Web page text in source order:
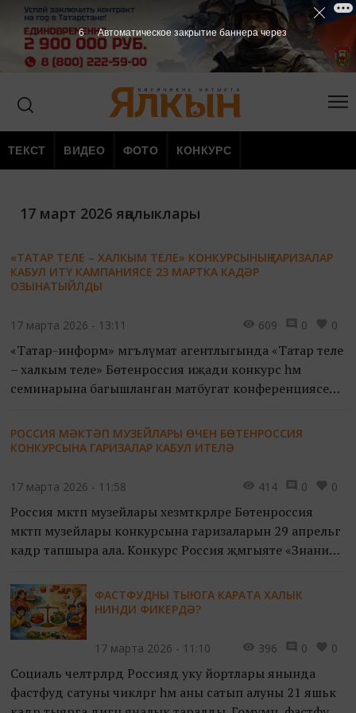
ТЕКСТ ВИДЕО ФОТО КОНКУРС
17 март 2026 яңалыклары
«ТАТАР ТЕЛЕ – ХАЛКЫМ ТЕЛЕ» КОНКУРСЫНЫҢ ГАРИЗАЛАР
КАБУЛ ИТҮ КАМПАНИЯСЕ 23 МАРТКА КАДӘР
ОЗЫНАТЫЙЛДЫ
17 марта 2026 - 13:11 609 0 0
«Татар-информ» мәгълүмат агентлыгында «Татар теле
– халкым теле» Бөтенроссия иҗади конкурс һәм
семинарына багышланган матбугат конференциясе
РОССИЯ МӘКТӘП МУЗЕЙЛАРЫ ӨЧЕН БӨТЕНРОССИЯ
КОНКУРСЫНА ГАРИЗАЛАР КАБУЛ ИТЕЛӘ
17 марта 2026 - 11:58 414 0 0
Россия мәктәп музейлары хезмәткәрләре Бөтенроссия
мәктәп музейлары конкурсына гаризаларын 29 апрельгә
кадәр тапшыра ала. Конкурс Россия җәмгыяте «Знание»
министрлыгы ярдәмендә үткәрелә. Жюри мәктәп
укучыларын музей эшчәнлегенә җәлеп итү буенча иң
нәтиҗәле тәҗрибәләрне билгеләячәк. Җиңүчеләргә экспозиция
мәйданчыкларын яңарту өчен махсус җиһазлар
ФАСТФУДНЫ ТЫЮГА КАРАТА ХАЛЫК
НИНДИ ФИКЕРДӘ?
17 марта 2026 - 11:10 396 0 0
Социаль челтәрләрдә Россиядә уку йортлары янында
фастфуд сатуны чикләргә һәм аны сатып алуны 21 яшькә
6 Автоматическое закрытие баннера через